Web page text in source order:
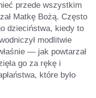
przede wszystkim
Matkę Bożą. Często
dzieciństwa, kiedy to
modlitwie
— jak powtarzał
go za rękę i
które było